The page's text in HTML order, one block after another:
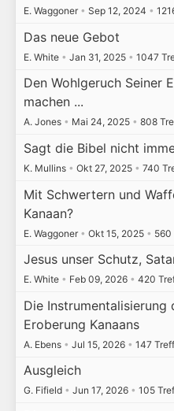
E. Waggoner • Sep 12, 2024 •
Das neue Gebot
E. White • Jan 31, 2025 • 1047
Den Wohlgeruch Seiner
machen ...
A. Jones • Mai 24, 2025 • 808
Sagt die Bibel nicht
K. Mullins • Okt 27, 2025 • 740
Mit Schwertern und
Kanaan?
E. Waggoner • Okt 15, 2025 • 560
Jesus unser Schutz,
E. White • Feb 09, 2026 • 420
Die Instrumentalisierung
Eroberung Kanaans
A. Ebens • Jul 15, 2026 • 147
Ausgleich
G. Fifield • Jun 17, 2026 • 105